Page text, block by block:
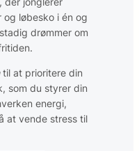
løbesko i én og
drømmer om
til at prioritere din
som du styrer din
energi,
at vende stress til